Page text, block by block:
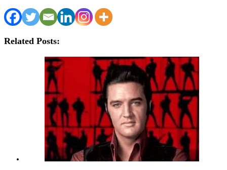
Related Posts: